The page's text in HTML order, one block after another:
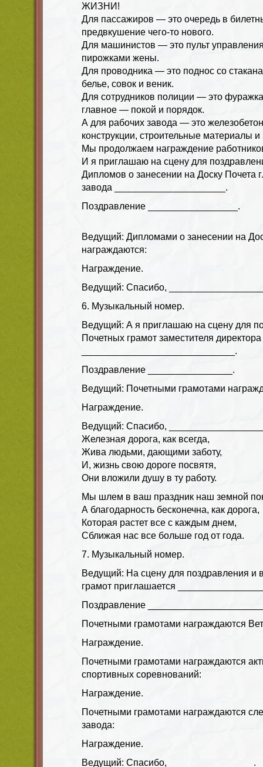
ЖИЗНИ!
Для пассажиров — это очередь в
предвкушение чего-то нового.
Для машинистов — это пульт
пирожками жены.
Для проводника — это поднос со
белье, совок и веник.
Для сотрудников полиции — это
главное — покой и порядок.
А для рабочих завода — это
конструкции, строительные материалы
Мы продолжаем награждение
И я приглашаю на сцену для
Дипломов о занесении на Доску Почета
завода _____________________.
Поздравление _________________.
Ведущий: Дипломами о занесении на
награждаются:
Награждение.
Ведущий: Спасибо,
6. Музыкальный номер.
Ведущий: А я приглашаю на сцену для
Почетных грамот заместителя директора
_____________________________.
Поздравление ________________.
Ведущий: Почетными грамотами
Награждение.
Ведущий: Спасибо,
Железная дорога, как всегда,
Жива людьми, дающими заботу,
И, жизнь свою дороге посвятя,
Они вложили душу в ту работу.
Мы шлем в ваш праздник наш земной
А благодарность бесконечна, как дорога,
Которая растет все с каждым днем,
Сближая нас все больше год от года.
7. Музыкальный номер.
Ведущий: На сцену для поздравления и
грамот приглашается
Поздравление
Почетными грамотами награждаются
Награждение.
Почетными грамотами награждаются
спортивных соревнований:
Награждение.
Почетными грамотами награждаются
завода:
Награждение.
Ведущий: Спасибо, ________________.